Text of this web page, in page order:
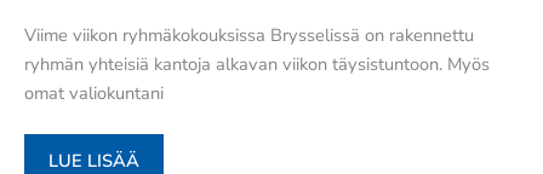
Viime viikon ryhmäkokouksissa Brysselissä on rakennettu
ryhmän yhteisiä kantoja alkavan viikon täysistuntoon. Myös
omat valiokuntani
UUTISKIRJE
LUE LISÄÄ